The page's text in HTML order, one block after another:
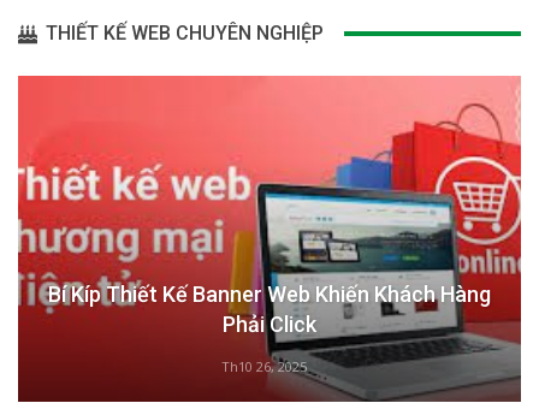
THIẾT KẾ WEB CHUYÊN NGHIỆP
Bí Kíp Thiết Kế Banner Web Khiến Khách Hàng
Phải Click
Th10 26, 2025